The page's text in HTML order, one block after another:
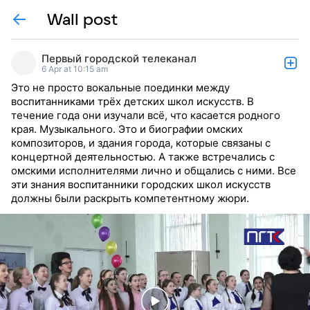
Wall post
Первый городской телеканал
6 Apr at 10:15 am
Это не просто вокальные поединки между
воспитанниками трёх детских школ искусств. В
течение года они изучали всё, что касается родного
края. Музыкального. Это и биографии омских
композиторов, и здания города, которые связаны с
концертной деятельностью. А также встречались с
омскими исполнителями лично и общались с ними. Все
эти знания воспитанники городских школ искусств
должны были раскрыть компетентному жюри.